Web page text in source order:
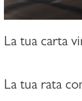
La tua carta
La tua rata